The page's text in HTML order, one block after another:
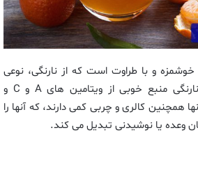
و با طراوت است که از نارنگی، نوعی
مرکبات تهیه می شود. نارنگی منبع خوبی از ویتامین های A و C و
همچنین کالری و چربی کمی دارند، که آنها را
وعده یا نوشیدنی تبدیل می کند.